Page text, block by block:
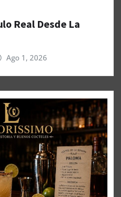
Real Desde La
Ago 1, 2026